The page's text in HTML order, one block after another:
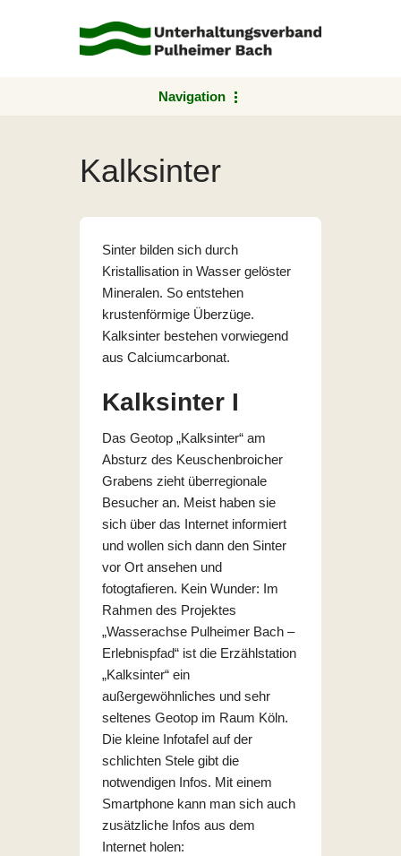
Navigation
Kalksinter
Sinter bilden sich durch
Kristallisation in Wasser gelöster
Mineralen. So entstehen
krustenförmige Überzüge.
Kalksinter bestehen vorwiegend
aus Calciumcarbonat.
Kalksinter I
Das Geotop „Kalksinter“ am
Absturz des Keuschenbroicher
Grabens zieht überregionale
Besucher an. Meist haben sie
sich über das Internet informiert
und wollen sich dann den Sinter
vor Ort ansehen und
fotogtafieren. Kein Wunder: Im
Rahmen des Projektes
„Wasserachse Pulheimer Bach –
Erlebnispfad“ ist die Erzählstation
„Kalksinter“ ein
außergewöhnliches und sehr
seltenes Geotop im Raum Köln.
Die kleine Infotafel auf der
schlichten Stele gibt die
notwendigen Infos. Mit einem
Smartphone kann man sich auch
zusätzliche Infos aus dem
Internet holen: